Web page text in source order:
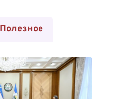
Полезное